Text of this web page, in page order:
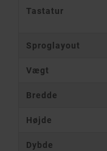
Tastatur
Sproglayout
Vægt
Bredde
Højde
Dybde